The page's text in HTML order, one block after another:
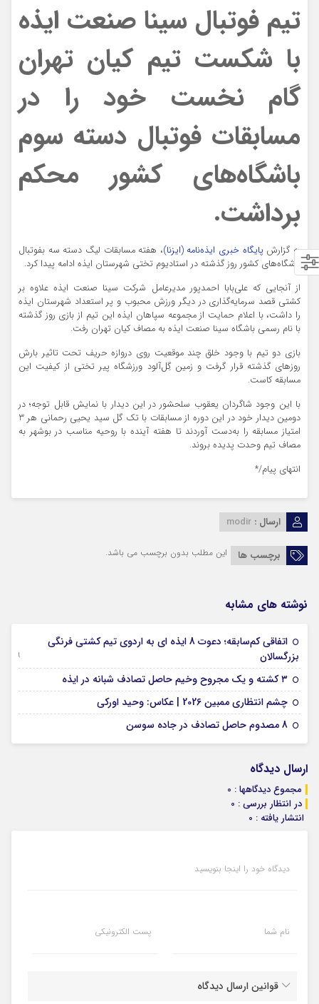
تیم فوتبال سینا صنعت ایذه
با شکست تیم کیان تهران
گام نخست خود را در
مسابقات فوتبال دسته سوم
باشگاه‌های کشور محکم
برداشت.
به گزارش پایگاه خبری ایذه‌نامه (ایزنا)، هفته مسابقات لیگ دسته سه بفوتبال
باشگاه‌های کشور روز گذشته در استادیوم تختی شهرستان ایذه ادامه پیدا کرد.
از آنجایی که علی‌بابا احمدپور مدیرعامل شرکت سینا صنعت ایذه علاوه بر
کشتی قصد سرمایه‌گذاری در دیگر ورزش محبوب و پر استعداد شهرستان ایذه
را داشت، با اعلام حمایت از مجموعه سپاهان ایذه این تیم از بازی روز گذشته
با نام رسمی باشگاه سینا صنعت ایذه به مصاف کیان تهران رفت.
بازی دو تیم با وجود خلق چند موقعیت روی دروازه حریف تحت تاثیر بارش
روزهای گذشته قرار گرفت و زمین گِل‌آلود ورزشگاه پیر تختی از کیفیت این
مسابقه کاست.
با این وجود شاگردان یعقوب سلحشور در این دیدار با نمایش قابل توجه؛ در
دومین دیدار خود در این دوره از مسابقات با تک گل سید یحیی رحمانی هر 3
امتیاز مسابقه را به‌دست آوردند تا هفته آینده با روحیه مناسب در بوشهر به
مصاف تیم وحدت پدیده بروند.
انتهای پیام/*
ارسال : modir
برچسب ها این مطلب بدون برچسب می باشد.
نوشته های مشابه
اتفاقی کم‌سابقه؛ دعوت 8 ایذه ای به اردوی تیم کشتی فرنگی
بزرگسالان
09 جولای 2026
۳ کشته و یک مجروح وخیم حاصل تصادف شبانه در ایذه
چشم انتظاری ممبین 2026 | عکاس: وحید اورکی
8 مصدوم حاصل تصادف در جاده سوسن
ارسال دیدگاه
مجموع دیدگاهها : 0
در انتظار بررسی : 0
انتشار یافته : 0
دیدگاه خود را اینجا بنویسید
نام شما پست الکترونیکی
قوانین ارسال دیدگاه